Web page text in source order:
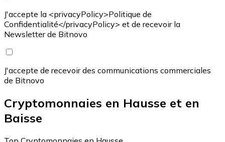
J'accepte la <privacyPolicy>Politique de
Confidentialité</privacyPolicy> et de recevoir la
Newsletter de Bitnovo
J'accepte de recevoir des communications commerciales
de Bitnovo
Cryptomonnaies en Hausse et en
Baisse